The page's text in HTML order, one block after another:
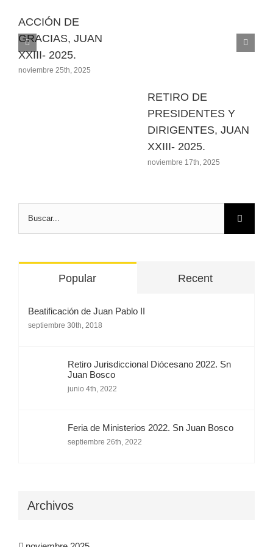
ACCIÓN DE
GRACIAS, JUAN
XXIII- 2025.
noviembre 25th, 2025
RETIRO DE
PRESIDENTES Y
DIRIGENTES, JUAN
XXIII- 2025.
noviembre 17th, 2025
Buscar:
Popular Recent
Beatificación de Juan Pablo II
septiembre 30th, 2018
Retiro Jurisdiccional Diócesano 2022. Sn
Juan Bosco
junio 4th, 2022
Feria de Ministerios 2022. Sn Juan Bosco
septiembre 26th, 2022
Archivos